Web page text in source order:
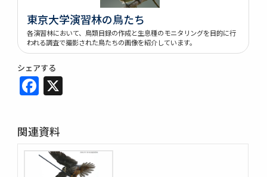
東京大学演習林の鳥たち
各演習林において、鳥類目録の作成と生息種のモニタリングを目的に行
われる調査で撮影された鳥たちの画像を紹介しています。
シェアする
Facebook
関連資料